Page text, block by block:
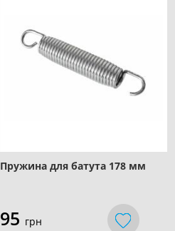
Пружина для батута 178 мм
95 грн